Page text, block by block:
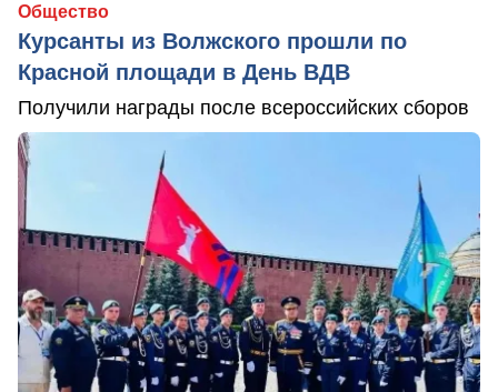
Общество
Курсанты из Волжского прошли по
Красной площади в День ВДВ
Получили награды после всероссийских сборов